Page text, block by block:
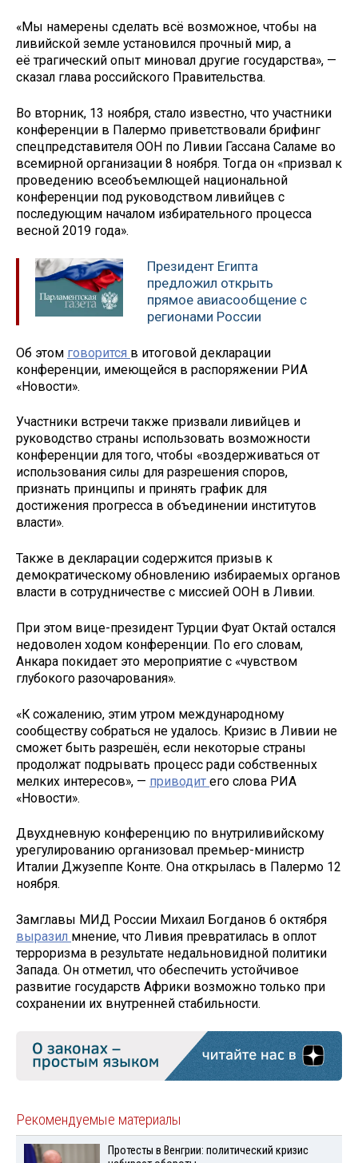
«Мы намерены сделать всё возможное, чтобы на
ливийской земле установился прочный мир, а
её трагический опыт миновал другие государства», —
сказал глава российского Правительства.
Во вторник, 13 ноября, стало известно, что участники
конференции в Палермо приветствовали брифинг
спецпредставителя ООН по Ливии Гассана Саламе во
всемирной организации 8 ноября. Тогда он «призвал к
проведению всеобъемлющей национальной
конференции под руководством ливийцев с
последующим началом избирательного процесса
весной 2019 года».
Президент Египта
предложил открыть
прямое авиасообщение с
регионами России
Об этом говорится в итоговой декларации
конференции, имеющейся в распоряжении РИА
«Новости».
Участники встречи также призвали ливийцев и
руководство страны использовать возможности
конференции для того, чтобы «воздерживаться от
использования силы для разрешения споров,
признать принципы и принять график для
достижения прогресса в объединении институтов
власти».
Также в декларации содержится призыв к
демократическому обновлению избираемых органов
власти в сотрудничестве с миссией ООН в Ливии.
При этом вице-президент Турции Фуат Октай остался
недоволен ходом конференции. По его словам,
Анкара покидает это мероприятие с «чувством
глубокого разочарования».
«К сожалению, этим утром международному
сообществу собраться не удалось. Кризис в Ливии не
сможет быть разрешён, если некоторые страны
продолжат подрывать процесс ради собственных
мелких интересов», — приводит его слова РИА
«Новости».
Двухдневную конференцию по внутриливийскому
урегулированию организовал премьер-министр
Италии Джузеппе Конте. Она открылась в Палермо 12
ноября.
Замглавы МИД России Михаил Богданов 6 октября
выразил мнение, что Ливия превратилась в оплот
терроризма в результате недальновидной политики
Запада. Он отметил, что обеспечить устойчивое
развитие государств Африки возможно только при
сохранении их внутренней стабильности.
Рекомендуемые материалы
Протесты в Венгрии: политический кризис